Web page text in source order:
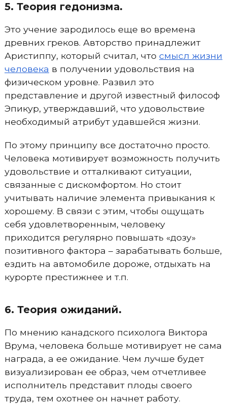
5. Теория гедонизма.
Это учение зародилось еще во времена
древних греков. Авторство принадлежит
Аристиппу, который считал, что смысл жизни
человека в получении удовольствия на
физическом уровне. Развил это
представление и другой известный философ
Эпикур, утверждавший, что удовольствие
необходимый атрибут удавшейся жизни.
По этому принципу все достаточно просто.
Человека мотивирует возможность получить
удовольствие и отталкивают ситуации,
связанные с дискомфортом. Но стоит
учитывать наличие элемента привыкания к
хорошему. В связи с этим, чтобы ощущать
себя удовлетворенным, человеку
приходится регулярно повышать «дозу»
позитивного фактора – зарабатывать больше,
ездить на автомобиле дороже, отдыхать на
курорте престижнее и т.п.
6. Теория ожиданий.
По мнению канадского психолога Виктора
Врума, человека больше мотивирует не сама
награда, а ее ожидание. Чем лучше будет
визуализирован ее образ, чем отчетливее
исполнитель представит плоды своего
труда, тем охотнее он начнет работу.